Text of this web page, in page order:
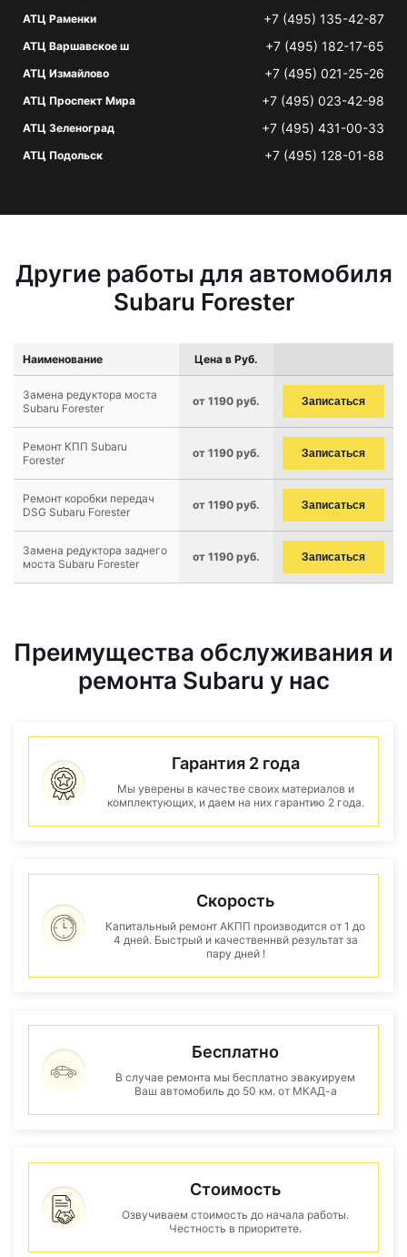
АТЦ Раменки +7 (495) 135-42-87
АТЦ Варшавское ш +7 (495) 182-17-65
АТЦ Измайлово +7 (495) 021-25-26
АТЦ Проспект Мира +7 (495) 023-42-98
АТЦ Зеленоград +7 (495) 431-00-33
АТЦ Подольск +7 (495) 128-01-88
Другие работы для автомобиля
Subaru Forester
Наименование Цена в Руб.
Замена редуктора моста
Subaru Forester
от 1190 руб. Записаться
Ремонт КПП Subaru
Forester
от 1190 руб. Записаться
Ремонт коробки передач
DSG Subaru Forester
от 1190 руб. Записаться
Замена редуктора заднего
моста Subaru Forester
от 1190 руб. Записаться
Преимущества обслуживания и
ремонта Subaru у нас
Гарантия 2 года
Мы уверены в качестве своих материалов и
комплектующих, и даем на них гарантию 2 года.
Скорость
Капитальный ремонт АКПП производится от 1 до
4 дней. Быстрый и качественнвй результат за
пару дней !
Бесплатно
В случае ремонта мы бесплатно эвакуируем
Ваш автомобиль до 50 км. от МКАД-а
Стоимость
Озвучиваем стоимость до начала работы.
Честность в приоритете.